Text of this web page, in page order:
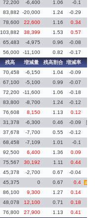
72,200 -6,400 1.06
-0.1
83,882 -20,000 1.24
-0.29
78,600 22,600 1.16
0.34
103,882 38,399 1.53
0.57
65,483 -4,975 0.96
-0.08
56,000 -11,100 0.82
-0.17
残高 増減量 残高割合 増減率
70,458 -6,150 1.04
-0.09
67,100 -5,100 0.99
-0.07
72,200 -11,600 1.06
-0.18
83,800 -8,700 1.24
-0.12
76,608 8,150 1.13
0.12
31,378 -6,300 0.46 -0.09 義務
37,678 -7,700 0.55
-0.12
68,458 -7,109 1.01
-0.1
92,500 6,400 1.36
0.09
75,567 30,192 1.11
0.44
45,378 -2,700 0.67
-0.04
45,375 0 0.67 0.4 義務
86,100 9,300 1.27
0.14
48,078 12,100 0.71
0.18
76,800 27,900 1.13
0.41